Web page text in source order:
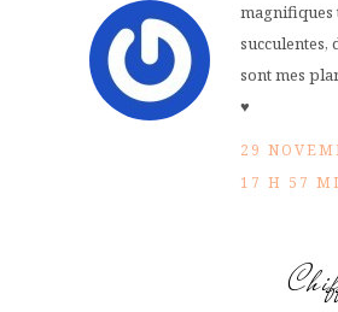
magnifiques
succulentes,
sont mes
♥
29
17 H 57